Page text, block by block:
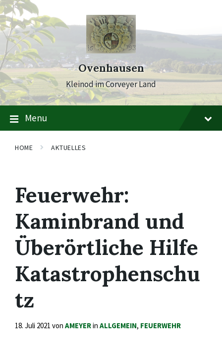
Skip
to
content
Skip
to
main
navigation
Skip
to
footer
Ovenhausen
Kleinod im Corveyer Land
Menu
HOME AKTUELLES
Feuerwehr:
Kaminbrand und
Überörtliche Hilfe
Katastrophenschu
tz
18. Juli 2021 von AMEYERin ALLGEMEIN, FEUERWEHR